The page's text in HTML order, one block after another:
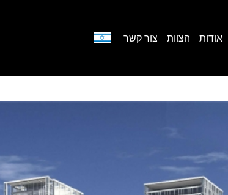
אודות הצוות צור קשר